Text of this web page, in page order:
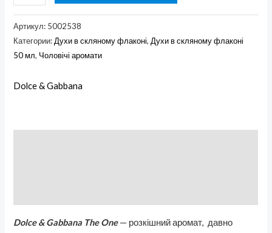
Артикул: 5002538
Категории:Духи в скляному флаконі,Духи в скляному флаконі
50 мл, Чоловічі аромати
Dolce & Gabbana
Dolce & Gabbana The One— розкішний аромат, давно